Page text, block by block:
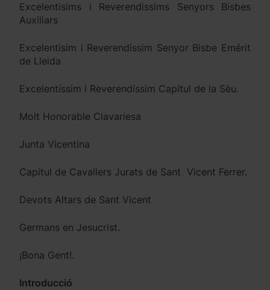
Excelentisims i Reverendissims Senyors Bisbes
Auxiliars
Excelentisim i Reverendissim Senyor Bisbe Emérit
de Lleida
Excelentíssim i Reverendíssim Capítul de la Sèu.
Molt Honorable Clavariesa
Junta Vicentina
Capítul de Cavallers Jurats de Sant Vicent Ferrer.
Devots Altars de Sant Vicent
Germans en Jesucrist.
¡Bona Gent!.
Introducció